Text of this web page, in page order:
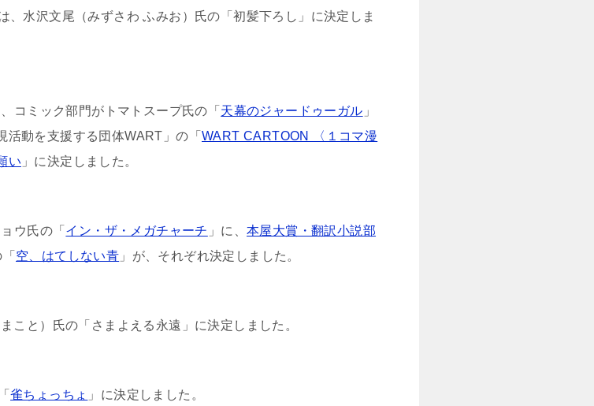
、水沢文尾（みずさわ ふみお）氏の「初髪下ろし」に決定しま
コミック部門がトマトスープ氏の「 天幕のジャードゥーガル 」
動を支援する団体WART」の「 WART CARTOON 〈１コマ漫
い 」に決定しました。
ウ氏の「 イン・ザ・メガチャーチ 」に、本屋大賞・翻訳小説部
空、はてしない青 」が、それぞれ決定しました。
こと）氏の「さまよえる永遠」に決定しました。
雀ちょっちょ 」に決定しました。